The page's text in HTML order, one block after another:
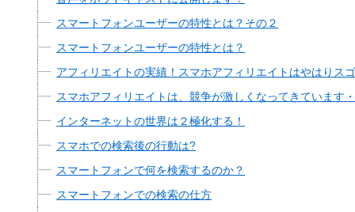
スマートフォンユーザーの特性とは？その２
スマートフォンユーザーの特性とは？
アフィリエイトの実績！スマホアフィリエイトはやはりス
スマホアフィリエイトは、競争が激しくなってきています
インターネットの世界は２極化する！
スマホでの検索後の行動は?
スマートフォンで何を検索するのか？
スマートフォンでの検索の仕方